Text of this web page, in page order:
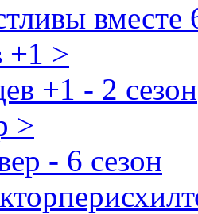
вместе
+1 >
+1 - 2 сезон
>
- 6 сезон